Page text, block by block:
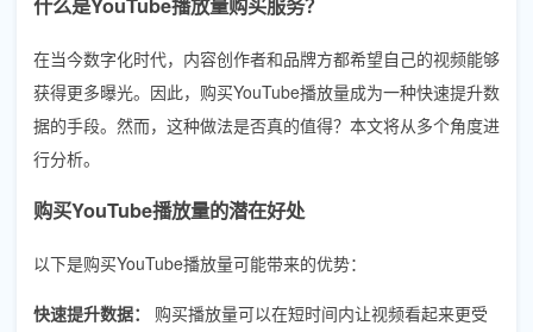
在当今数字化时代，内容创作者和品牌方都希望自己的视频能够
获得更多曝光。因此，购买YouTube播放量成为一种快速提升数
据的手段。然而，这种做法是否真的值得？本文将从多个角度进
行分析。
购买YouTube播放量的潜在好处
以下是购买YouTube播放量可能带来的优势：
快速提升数据：
购买播放量可以在短时间内让视频看起来更受